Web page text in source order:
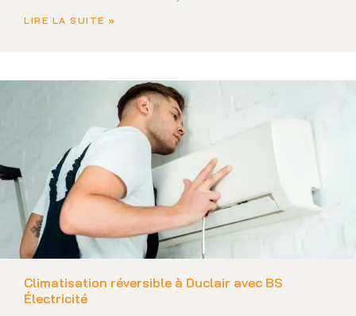
LIRE LA SUITE »
Climatisation réversible à Duclair avec BS
Électricité